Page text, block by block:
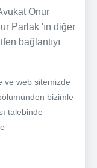
Onur
Parlak 'ın diğer
bağlantıyı
ve web sitemizde
bizimle
talebinde